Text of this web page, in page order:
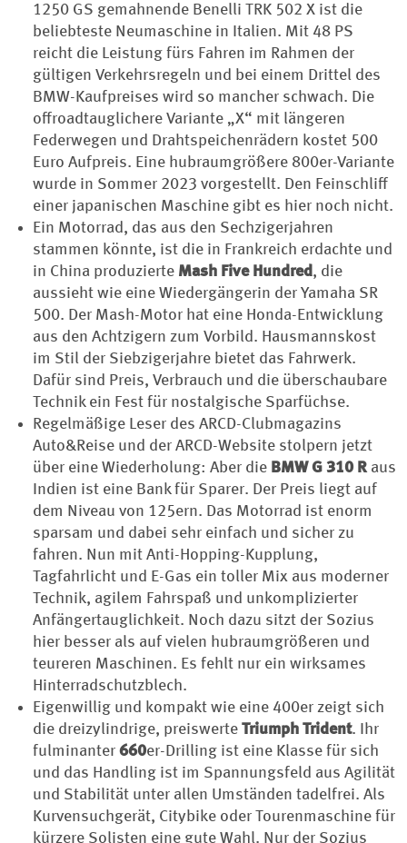
1250 GS gemahnende Benelli TRK 502 X ist die
beliebteste Neumaschine in Italien. Mit 48 PS
reicht die Leistung fürs Fahren im Rahmen der
gültigen Verkehrsregeln und bei einem ­Drittel des
BMW-Kaufpreises wird so mancher schwach. Die
offroadtauglichere Variante „X“ mit längeren
Federwegen und Drahtspeichenrädern kostet 500
Euro Aufpreis. Eine hubraumgrößere 800er-Variante
wurde in Sommer 2023 vorgestellt. Den Feinschliff
einer japanischen Maschine gibt es hier noch nicht.
Ein Motorrad, das aus den Sechzigerjahren
stammen könnte, ist die in Frankreich erdachte und
in China produzierte Mash Five Hundred, die
aussieht wie eine Wiedergängerin der Yamaha SR
500. Der Mash-Motor hat eine Honda-Entwicklung
aus den Achtzigern zum Vorbild. Hausmannskost
im Stil der Siebzigerjahre bietet das Fahrwerk.
Dafür sind Preis, Verbrauch und die überschaubare
Technik ein Fest für nostalgische Sparfüchse.
Regelmäßige Leser des ARCD-Clubmagazins
Auto&Reise und der ARCD-Website stolpern jetzt
über eine Wiederholung: Aber die BMW G 310 Raus
Indien ist eine Bank für Sparer. Der Preis liegt auf
dem Niveau von 125ern. Das Motorrad ist enorm
sparsam und dabei sehr einfach und sicher zu
fahren. Nun mit Anti-Hopping-Kupplung,
Tagfahrlicht und E-Gas ein toller Mix aus moderner
Technik, agilem Fahrspaß und unkomplizierter
Anfängertauglichkeit. Noch dazu sitzt der Sozius
hier besser als auf vielen hubraumgrößeren und
teureren Maschinen. Es fehlt nur ein wirksames
Hinterradschutzblech.
Eigenwillig und kompakt wie eine 400er zeigt sich
die dreizylindrige, preiswerte Triumph Trident. Ihr
fulminanter 660er-Drilling ist eine Klasse für sich
und das Handling ist im Spannungsfeld aus Agilität
und Stabilität unter allen Umständen tadelfrei. Als
Kurvensuchgerät, Citybike oder Tourenmaschine für
kürzere Solisten eine gute Wahl. Nur der Sozius